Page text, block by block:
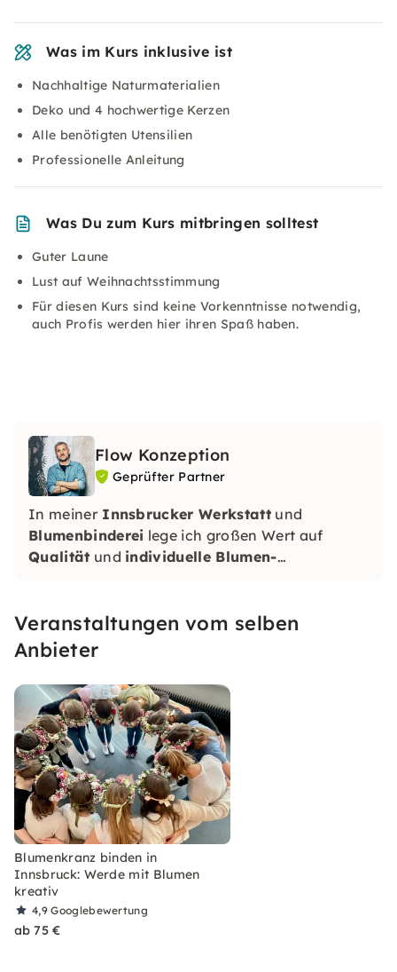
Was im Kurs inklusive ist
Nachhaltige Naturmaterialien
Deko und 4 hochwertige Kerzen
Alle benötigten Utensilien
Professionelle Anleitung
Was Du zum Kurs mitbringen solltest
Guter Laune
Lust auf Weihnachtsstimmung
Für diesen Kurs sind keine Vorkenntnisse notwendig,
auch Profis werden hier ihren Spaß haben.
Flow Konzeption
Geprüfter Partner
In meinerInnsbrucker Werkstattund
Blumenbinderei lege ich großen Wert auf
Qualität und individuelle Blumen-
im Vordergrund.
Veranstaltungen vom selben
Anbieter
Blumenkranz binden in
Innsbruck: Werde mit Blumen
kreativ
4,9Googlebewertung
ab 75 €